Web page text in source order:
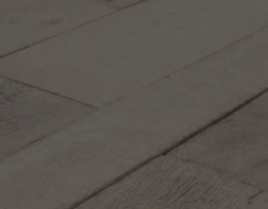
PARQUET VIEILLI